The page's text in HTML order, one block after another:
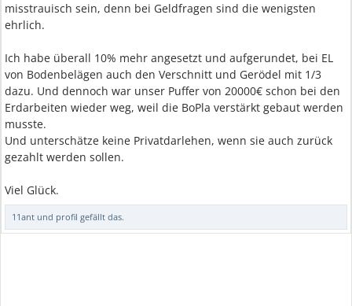
misstrauisch sein, denn bei Geldfragen sind die wenigsten
ehrlich.
Ich habe überall 10% mehr angesetzt und aufgerundet, bei EL
von Bodenbelägen auch den Verschnitt und Gerödel mit 1/3
dazu. Und dennoch war unser Puffer von 20000€ schon bei den
Erdarbeiten wieder weg, weil die BoPla verstärkt gebaut werden
musste.
Und unterschätze keine Privatdarlehen, wenn sie auch zurück
gezahlt werden sollen.
Viel Glück.
11ant und profil gefällt das.